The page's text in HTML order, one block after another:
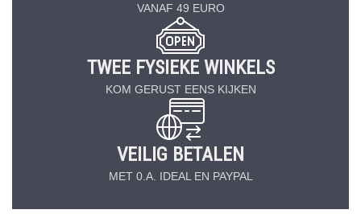
VANAF 49 EURO
TWEE FYSIEKE WINKELS
KOM GERUST EENS KIJKEN
VEILIG BETALEN
MET 0.A. IDEAL EN PAYPAL